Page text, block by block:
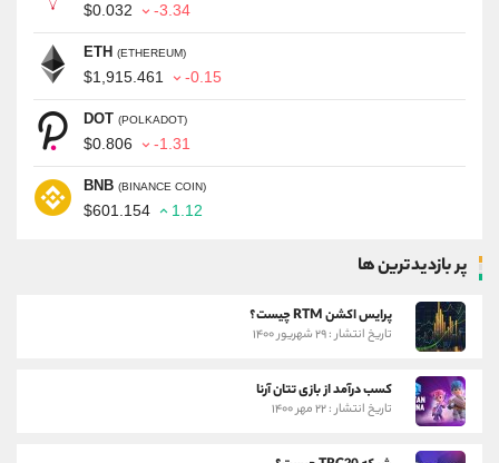
$0.032 -3.34
ETH (ETHEREUM)
$1,915.461 -0.15
DOT (POLKADOT)
$0.806 -1.31
BNB (BINANCE COIN)
$601.154 1.12
پر بازدیدترین ها
پرایس اکشن RTM چیست؟
تاریخ انتشار : ۲۹ شهریور ۱۴۰۰
کسب درآمد از بازی تتان آرنا
تاریخ انتشار : ۲۲ مهر ۱۴۰۰